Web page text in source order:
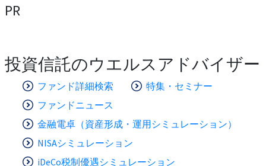
PR
投資信託のウエルスアドバイザー
ファンド詳細検索
特集・セミナー
ファンドニュース
金融電卓（資産形成・運用シミュレーション）
NISAシミュレーション
iDeCo税制優遇シミュレーション